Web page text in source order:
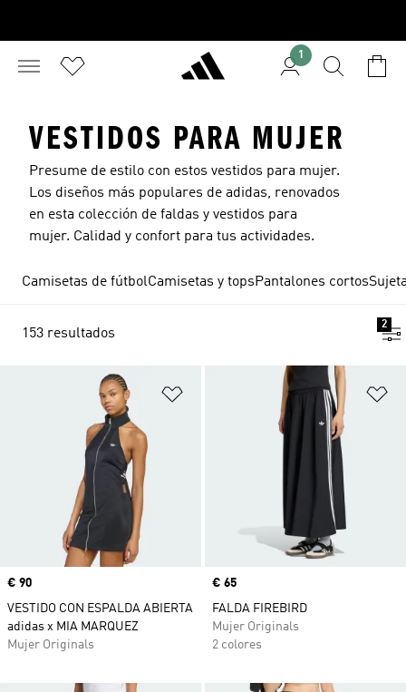
1
VESTIDOS PARA MUJER
Presume de estilo con estos vestidos para mujer.
Los diseños más populares de adidas, renovados
en esta colección de faldas y vestidos para
mujer. Calidad y confort para tus actividades.
Camisetas de fútbolCamisetas y topsPantalones cortos
153 resultados
2
Añadir a la lista de deseos
Precio
€ 90
VESTIDO CON ESPALDA ABIERTA
adidas x MIA MARQUEZ
Mujer Originals
Precio
€ 65
FALDA FIREBIRD
Mujer Originals
2 colores